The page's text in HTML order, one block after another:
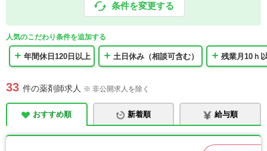
条件を変更する
人気のこだわり条件を追加する
年間休日120日以上 土日休み（相談可含む） 残業月10ｈ
33 件の薬剤師求人 ※ 非公開求人を除く
おすすめ順 新着順 給与順